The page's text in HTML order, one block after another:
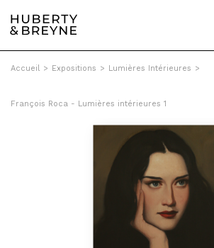
Accueil > Expositions > Lumières Intérieures >
François Roca - Lumières intérieures 1